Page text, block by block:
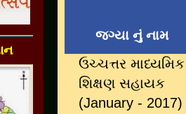
જગ્યા નું નામ
ઉચ્ચત્તર માધ્યમિક
શિક્ષણ સહાયક
(January - 2017)